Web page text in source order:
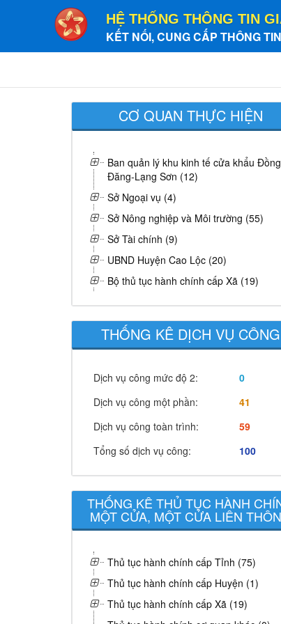
HỆ THỐNG THÔNG TIN
KẾT NỐI, CUNG CẤP THÔNG
CƠ QUAN THỰC HIỆN
Ban quản lý khu kinh tế cửa khẩu Đồng
Đăng-Lạng Sơn (12)
Sở Ngoại vụ (4)
Sở Nông nghiệp và Môi trường (55)
Sở Tài chính (9)
UBND Huyện Cao Lộc (20)
Bộ thủ tục hành chính cấp Xã (19)
THỐNG KÊ DỊCH VỤ CÔNG
Dịch vụ công mức độ 2:
0
Dịch vụ công một phần:
41
Dịch vụ công toàn trình:
59
Tổng số dịch vụ công:
100
THỐNG KÊ THỦ TỤC HÀNH
MỘT CỬA, MỘT CỬA LIÊN
Thủ tục hành chính cấp Tỉnh (75)
Thủ tục hành chính cấp Huyện (1)
Thủ tục hành chính cấp Xã (19)